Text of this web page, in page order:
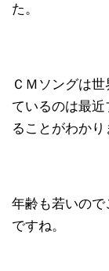
た。
ＣＭソングは
ているのは最
ることがわかり
年齢も若いの
ですね。